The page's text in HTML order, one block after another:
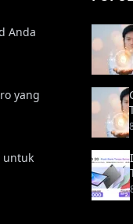
Anda
yang
untuk